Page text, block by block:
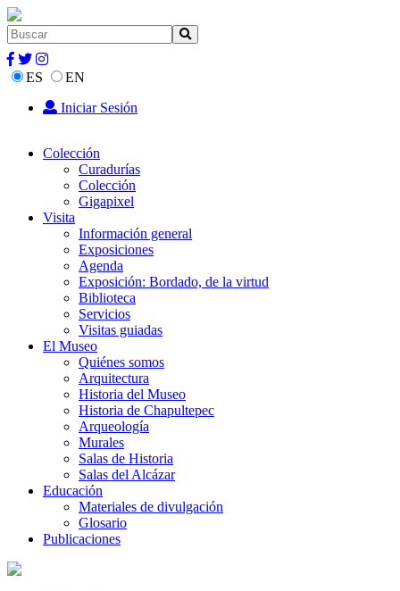
ES
EN
Iniciar Sesión
Colección
Curadurías
Colección
Gigapixel
Visita
Información general
Exposiciones
Agenda
Exposición: Bordado, de la virtud
Biblioteca
Servicios
Visitas guiadas
El Museo
Quiénes somos
Arquitectura
Historia del Museo
Historia de Chapultepec
Arqueología
Murales
Salas de Historia
Salas del Alcázar
Educación
Materiales de divulgación
Glosario
Publicaciones